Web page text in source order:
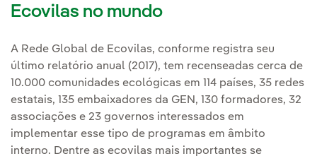
Ecovilas no mundo
A Rede Global de Ecovilas, conforme registra seu
último relatório anual (2017), tem recenseadas cerca de
10.000 comunidades ecológicas em 114 países, 35 redes
estatais, 135 embaixadores da GEN, 130 formadores, 32
associações e 23 governos interessados em
implementar esse tipo de programas em âmbito
interno. Dentre as ecovilas mais importantes se